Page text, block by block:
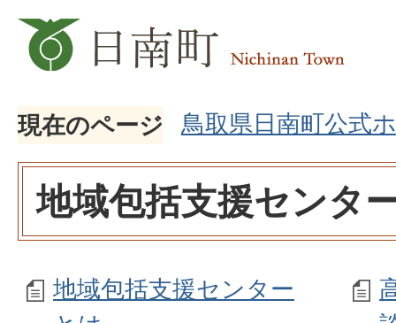
現在のページ 鳥取県日南町公式
地域包括支援センタ
地域包括支援センター